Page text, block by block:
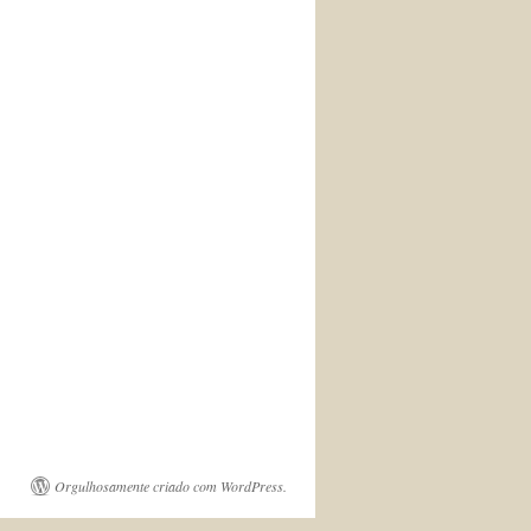
Orgulhosamente criado com WordPress.